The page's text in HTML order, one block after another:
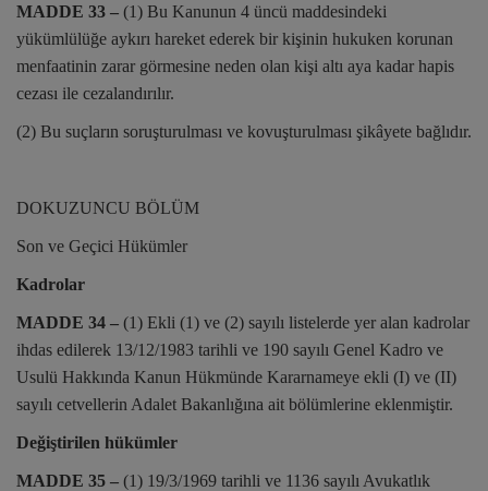
MADDE 33 – (1) Bu Kanunun 4 üncü maddesindeki
yükümlülüğe aykırı hareket ederek bir kişinin hukuken korunan
menfaatinin zarar görmesine neden olan kişi altı aya kadar hapis
cezası ile cezalandırılır.
(2) Bu suçların soruşturulması ve kovuşturulması şikâyete bağlıdır.
DOKUZUNCU BÖLÜM
Son ve Geçici Hükümler
Kadrolar
MADDE 34 – (1) Ekli (1) ve (2) sayılı listelerde yer alan kadrolar
ihdas edilerek 13/12/1983 tarihli ve 190 sayılı Genel Kadro ve
Usulü Hakkında Kanun Hükmünde Kararnameye ekli (I) ve (II)
sayılı cetvellerin Adalet Bakanlığına ait bölümlerine eklenmiştir.
Değiştirilen hükümler
MADDE 35 – (1) 19/3/1969 tarihli ve 1136 sayılı Avukatlık